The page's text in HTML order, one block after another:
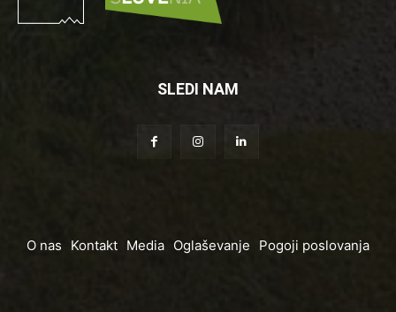
SLEDI NAM
O nas Kontakt Media Oglaševanje Pogoji poslovanja